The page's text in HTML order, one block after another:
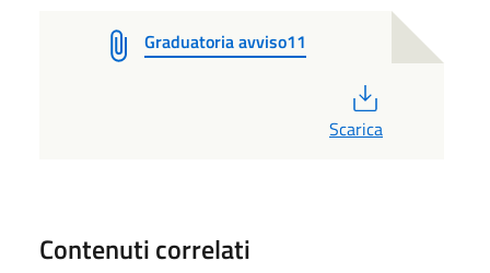
Graduatoria avviso11
Scarica
Contenuti correlati